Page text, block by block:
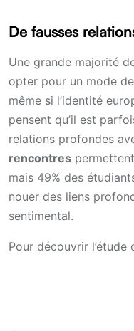
De fausses
Une grande majorité
opter pour un mode
même si l’identité
pensent qu’il est
relations profondes
rencontres
mais 49% des
nouer des liens
sentimental.
Pour découvrir l’étude